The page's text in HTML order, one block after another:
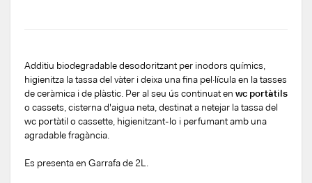
Additiu biodegradable desodoritzant per inodors químics,
higienitza la tassa del vàter i deixa una fina pel·lícula en la tasses
de ceràmica i de plàstic. Per al seu ús continuat en wc portàtils
o cassets, cisterna d'aigua neta, destinat a netejar la tassa del
wc portàtil o cassette, higienitzant-lo i perfumant amb una
agradable fragància.
Es presenta en Garrafa de 2L.